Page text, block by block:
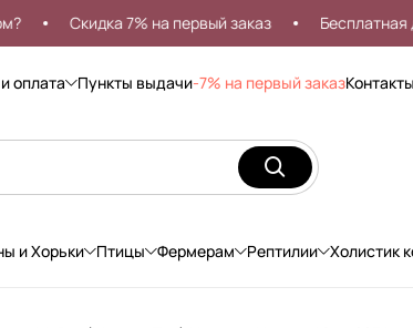
Скидка 7% на первый заказ Бесплатная
оплата Пункты выдачи-7% на первый заказКонтакты
и Хорьки Птицы Фермерам Рептилии Холистик